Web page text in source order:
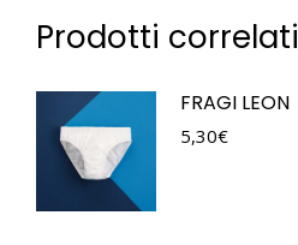
Prodotti correlati
FRAGI LEON
5,30€